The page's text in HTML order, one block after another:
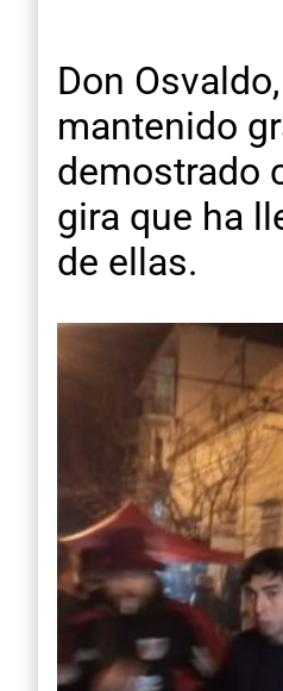
Don
mantenido
demostrado
gira que ha
de ellas.